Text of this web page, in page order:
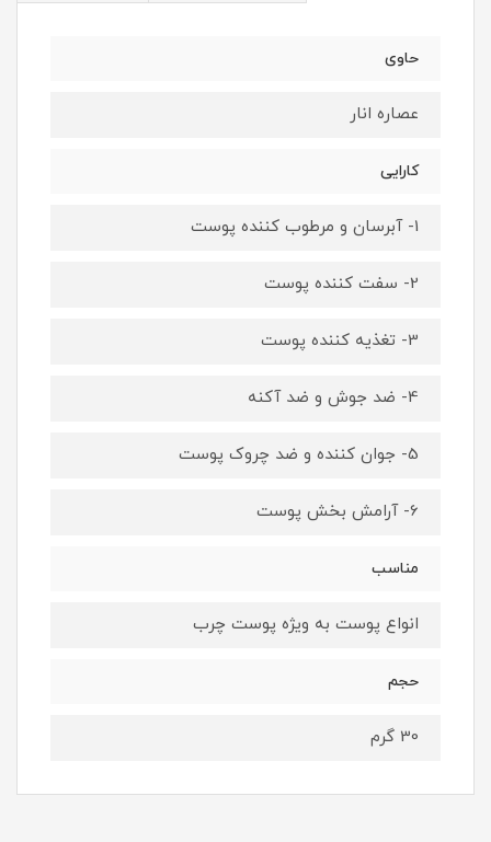
حاوی
عصاره انار
کارایی
1- آبرسان و مرطوب کننده پوست
2- سفت کننده پوست
3- تغذیه کننده پوست
4- ضد جوش و ضد آکنه
5- جوان کننده و ضد چروک پوست
6- آرامش بخش پوست
مناسب
انواع پوست به ویژه پوست چرب
حجم
30 گرم